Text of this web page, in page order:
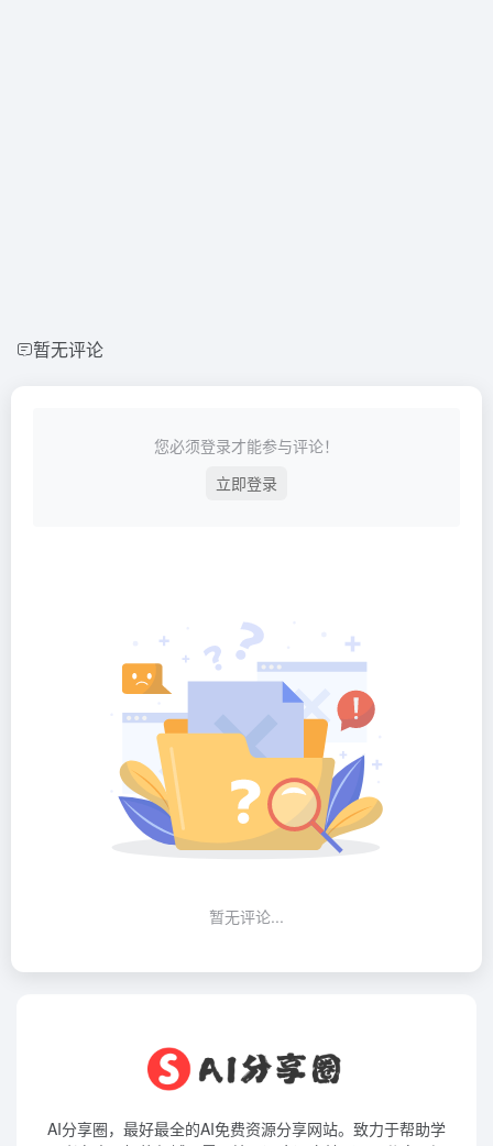
暂无评论
您必须登录才能参与评论！
立即登录
暂无评论...
AI分享圈，最好最全的AI免费资源分享网站。致力于帮助学